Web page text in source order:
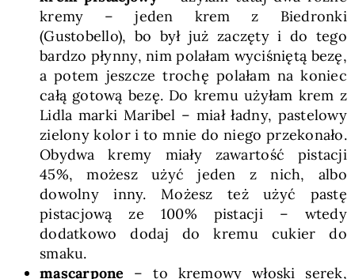
kremy – jeden krem z Biedronki
(Gustobello), bo był już zaczęty i do tego
bardzo płynny, nim polałam wyciśniętą bezę,
a potem jeszcze trochę polałam na koniec
całą gotową bezę. Do kremu użyłam krem z
Lidla marki Maribel – miał ładny, pastelowy
zielony kolor i to mnie do niego przekonało.
Obydwa kremy miały zawartość pistacji
45%, możesz użyć jeden z nich, albo
dowolny inny. Możesz też użyć pastę
pistacjową ze 100% pistacji – wtedy
dodatkowo dodaj do kremu cukier do
smaku.
mascarpone – to kremowy włoski serek,